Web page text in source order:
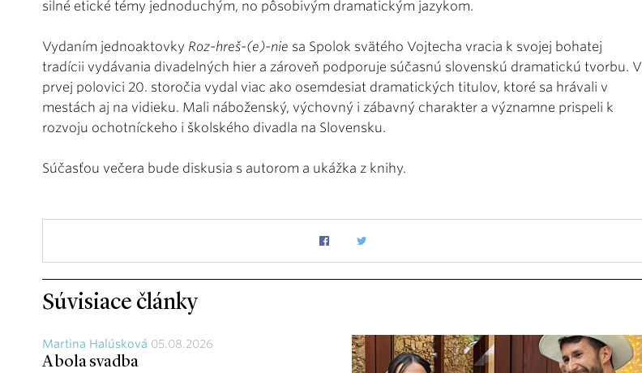
silné etické témy jednoduchým, no pôsobivým dramatickým jazykom.
Vydaním jednoaktovky Roz-hreš-(e)-nie sa Spolok svätého Vojtecha vracia k svojej bohatej
tradícii vydávania divadelných hier a zároveň podporuje súčasnú slovenskú dramatickú tvorbu. V
prvej polovici 20. storočia vydal viac ako osemdesiat dramatických titulov, ktoré sa hrávali v
mestách aj na vidieku. Mali náboženský, výchovný i zábavný charakter a významne prispeli k
rozvoju ochotníckeho i školského divadla na Slovensku.
Súčasťou večera bude diskusia s autorom a ukážka z knihy.
Súvisiace články
Martina Halúsková 05.08.2026
A bola svadba